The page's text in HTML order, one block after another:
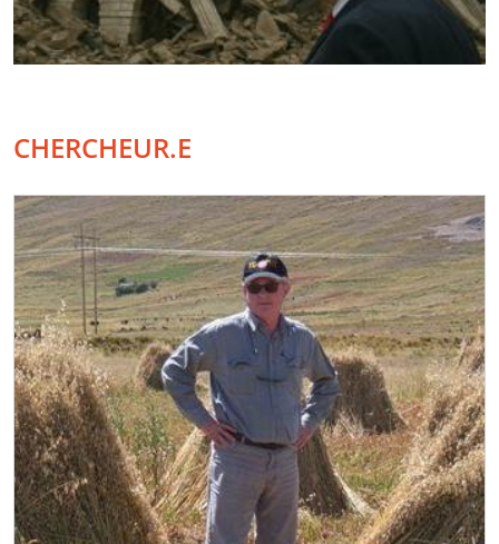
CHERCHEUR.E